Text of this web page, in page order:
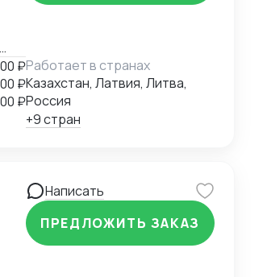
₽
₽
₽
Работает в странах
Казахстан, Латвия, Литва,
Россия
+9 стран
Написать
ПРЕДЛОЖИТЬ ЗАКАЗ